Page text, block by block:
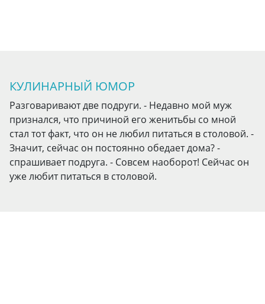
КУЛИНАРНЫЙ ЮМОР
Разговаривают две подруги. - Недавно мой муж
признался, что причиной его женитьбы со мной
стал тот факт, что он не любил питаться в столовой. -
Значит, сейчас он постоянно обедает дома? -
спрашивает подруга. - Совсем наоборот! Сейчас он
уже любит питаться в столовой.